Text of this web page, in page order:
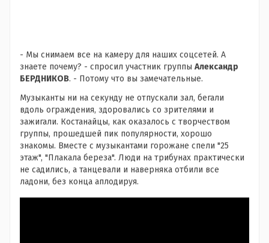
- Мы снимаем все на камеру для наших соцсетей. А
знаете почему? - спросил участник группы Александр
БЕРДНИКОВ. - Потому что вы замечательные.
Музыканты ни на секунду не отпускали зал, бегали
вдоль ограждения, здоровались со зрителями и
зажигали. Костанайцы, как оказалось с творчеством
группы, прошедшей пик популярности, хорошо
знакомы. Вместе с музыкантами горожане спели "25
этаж", "Плакала береза". Люди на трибунах практически
не садились, а танцевали и наверняка отбили все
ладони, без конца аплодируя.